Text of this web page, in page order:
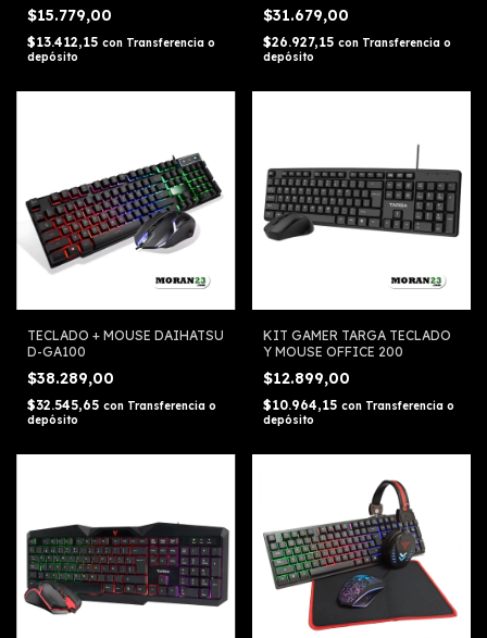
$15.779,00
$13.412,15 con Transferencia o
depósito
$31.679,00
$26.927,15 con Transferencia o
depósito
TECLADO + MOUSE DAIHATSU
D-GA100
$38.289,00
$32.545,65 con Transferencia o
depósito
KIT GAMER TARGA TECLADO
Y MOUSE OFFICE 200
$12.899,00
$10.964,15 con Transferencia o
depósito